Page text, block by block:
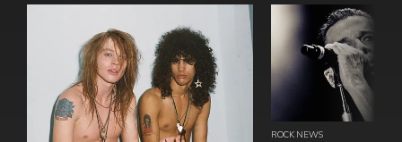
ROCK NEWS